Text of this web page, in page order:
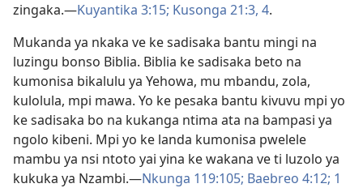
zingaka.—Kuyantika 3:15; Kusonga 21:3, 4.
Mukanda ya nkaka ve ke sadisaka bantu mingi na
luzingu bonso Biblia. Biblia ke sadisaka beto na
kumonisa bikalulu ya Yehowa, mu mbandu, zola,
kulolula, mpi mawa. Yo ke pesaka bantu kivuvu mpi yo
ke sadisaka bo na kukanga ntima ata na bampasi ya
ngolo kibeni. Mpi yo ke landa kumonisa pwelele
mambu ya nsi ntoto yai yina ke wakana ve ti luzolo ya
kukuka ya Nzambi.—Nkunga 119:105; Baebreo 4:12; 1